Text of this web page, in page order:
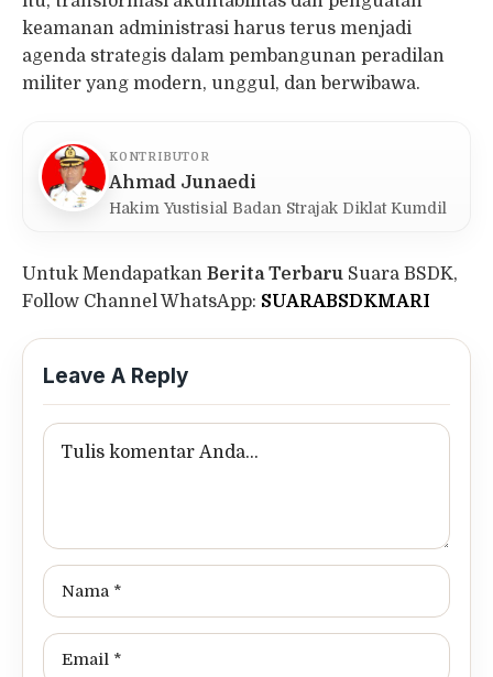
keamanan administrasi harus terus menjadi
agenda strategis dalam pembangunan peradilan
militer yang modern, unggul, dan berwibawa.
KONTRIBUTOR
Ahmad Junaedi
Hakim Yustisial Badan Strajak Diklat Kumdil
Untuk Mendapatkan Berita Terbaru Suara BSDK,
Follow Channel WhatsApp: SUARABSDKMARI
Leave A Reply